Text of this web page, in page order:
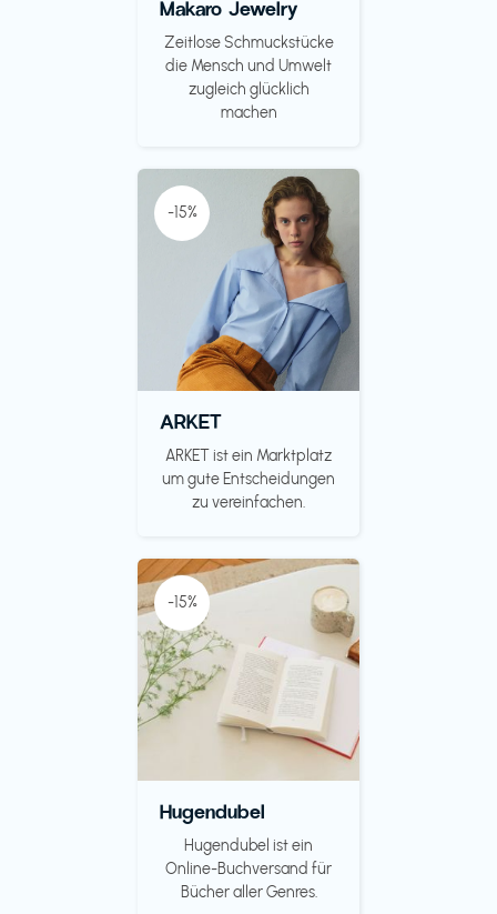
Makaro Jewelry
Zeitlose Schmuckstücke
die Mensch und Umwelt
zugleich glücklich
machen
-15%
ARKET
ARKET ist ein Marktplatz
um gute Entscheidungen
zu vereinfachen.
-15%
Hugendubel
Hugendubel ist ein
Online-Buchversand für
Bücher aller Genres.